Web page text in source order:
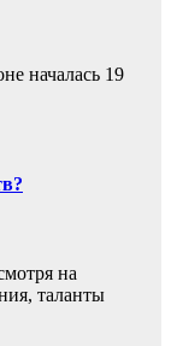
началась 19
на
таланты